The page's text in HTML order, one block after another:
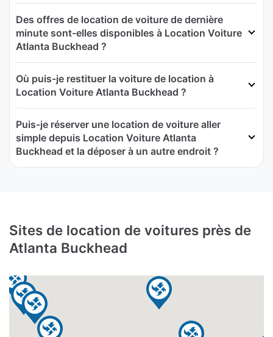
Des offres de location de voiture de dernière
minute sont-elles disponibles à Location Voiture
Atlanta Buckhead ?
Où puis-je restituer la voiture de location à
Location Voiture Atlanta Buckhead ?
Puis-je réserver une location de voiture aller
simple depuis Location Voiture Atlanta
Buckhead et la déposer à un autre endroit ?
Sites de location de voitures près de
Atlanta Buckhead